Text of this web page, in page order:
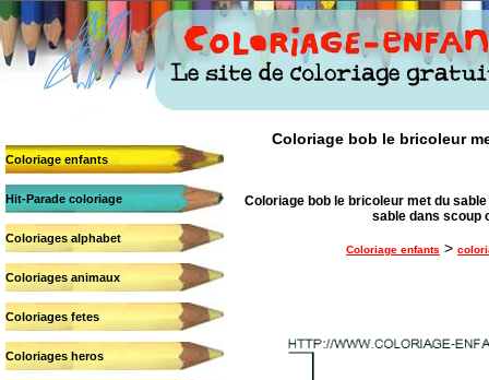
Coloriage enfants
Hit-Parade coloriage
Coloriages alphabet
Coloriages animaux
Coloriages fetes
Coloriages heros
Coloriage bob le bricoleur
Coloriage bob le bricoleur met du
sable dans scoup
Coloriage enfants >